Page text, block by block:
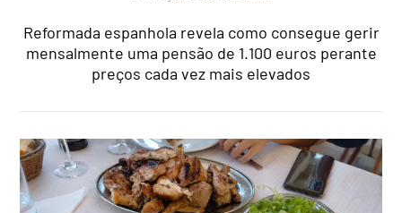
Reformada espanhola revela como consegue gerir
mensalmente uma pensão de 1.100 euros perante
preços cada vez mais elevados